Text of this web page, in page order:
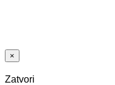
×
Zatvori